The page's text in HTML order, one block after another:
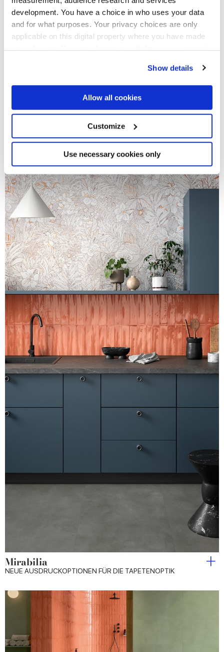
development. You have a choice in who uses your data
and for what purposes. Your privacy choices are only
applicable on this digital property where you have made
your choices. You can change or withdraw your consent
If you allow, we would also like to:
Collect information about your geographical
location which can be accurate to within several
Identify your device by actively scanning it for
specific characteristics (fingerprinting)
Find out more about how your personal data is processed
and set your preferences in thedetails section.
We use cookies to personalise content and ads, to
provide social media features and to analyse our traffic.
We also share information about your use of our site with
our social media, advertising and analytics partners who
may combine it with other information that you’ve
provided to them or that they’ve collected from your use
of their services.
Show details
Allow all cookies
Customize
Use necessary cookies only
Oxidierte Metalloptik Verleiht den Umgebungen Einen
Mirabilia
NEUE AUSDRUCKOPTIONEN FÜR DIE TAPETENOPTIK